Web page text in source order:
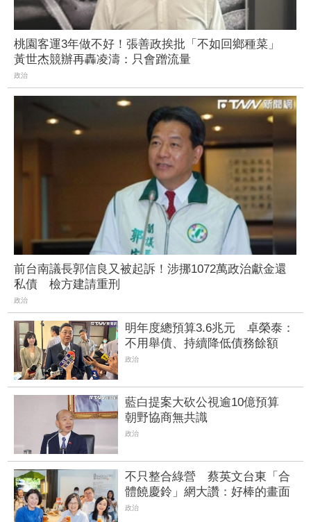
桃園客運3年做不好！張善政挨批「不如回鄉種菜」
黃世杰競辦再轟凌濤：只會蹭流量
政治
前台南議長郭信良又被起訴！涉挪1072萬政治獻金還
私債 檢方建請重刑
政治
明年度總預算3.6兆元 卓榮泰：
不用舉債、持續降低債務餘額
政治
藍白提案大砍公視逾10億預算
朝野協商無共識
政治
不只整合綠營 蔡英文台東「合
體饒慶鈴」網大讚：好棒的畫面
政治